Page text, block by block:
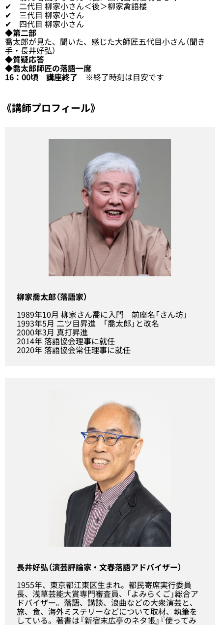
✔ 二代目 柳家小さん＜後＞柳家禽語楼
✔ 三代目 柳家小さん
✔ 四代目 柳家小さん
◆第二部
喬太郎が見た、聞いた、感じた大師匠五代目小さん（聞き
手・長井好弘）
◆質疑応答
◆喬太郎師匠の落語一席
16：00頃 講座終了 ※終了時刻は目安です
《講師プロフィール》
柳家喬太郎（落語家）
1989年10月 柳家さん喬に入門 前座名「さん坊」
1993年5月 二ツ目昇進 ｢喬太郎」と改名
2000年3月 真打昇進
2014年 落語協会理事に就任
2020年 落語協会常任理事に就任
長井好弘（演芸評論家・文春落語アドバイザー）
1955年、東京都江東区生まれ。都民寄席実行委員
長、浅草芸能大賞専門審査員、「よみらくご」総合ア
ドバイザー。落語、講談、浪曲などの大衆演芸と、
旅、食、海外ミステリーなどについて取材、執筆を
している。著書は『新宿末広亭のネタ帳』『使ってみ